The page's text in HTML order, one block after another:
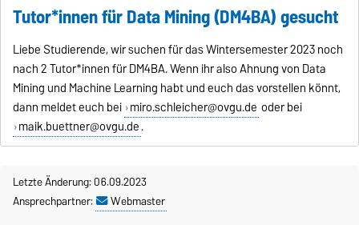
Tutor*innen für Data Mining (DM4BA) gesucht
Liebe Studierende, wir suchen für das Wintersemester 2023 noch
nach 2 Tutor*innen für DM4BA. Wenn ihr also Ahnung von Data
Mining und Machine Learning habt und euch das vorstellen könnt,
dann meldet euch bei miro.schleicher@ovgu.de oder bei
maik.buettner@ovgu.de.
Letzte Änderung: 06.09.2023
Ansprechpartner:
Webmaster